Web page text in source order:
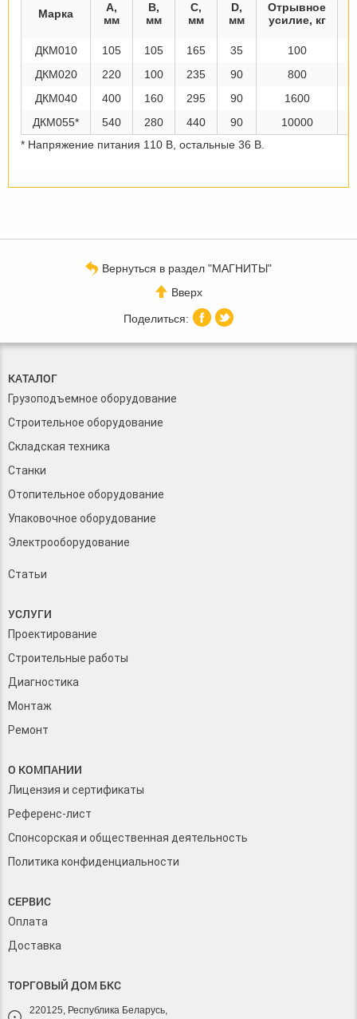
Марка
A,
мм
B,
мм
C,
мм
D,
мм
Отрывное
усилие, кг
ДКМ010 105 105 165 35
100
ДКМ020
220 100 235 90
800
ДКМ040
400 160 295 90
1600
ДКМ055*
540 280 440 90
10000
* Напряжение питания 110 В, остальные 36 В.
Вернуться в раздел "МАГНИТЫ"
Вверх
КАТАЛОГ
Грузоподъемное оборудование
Строительное оборудование
Складская техника
Станки
Отопительное оборудование
Упаковочное оборудование
Электрооборудование
Статьи
УСЛУГИ
Проектирование
Строительные работы
Диагностика
Монтаж
Ремонт
О КОМПАНИИ
Лицензия и сертификаты
Референс-лист
Спонсорская и общественная деятельность
Политика конфиденциальности
СЕРВИС
Оплата
Доставка
ТОРГОВЫЙ ДОМ БКС
220125, Республика Беларусь,